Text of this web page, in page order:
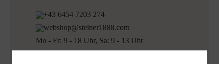
+43 6454 7203 274
webshop@steiner1888.com
Mo - Fr: 9 - 18 Uhr, Sa: 9 - 13 Uhr